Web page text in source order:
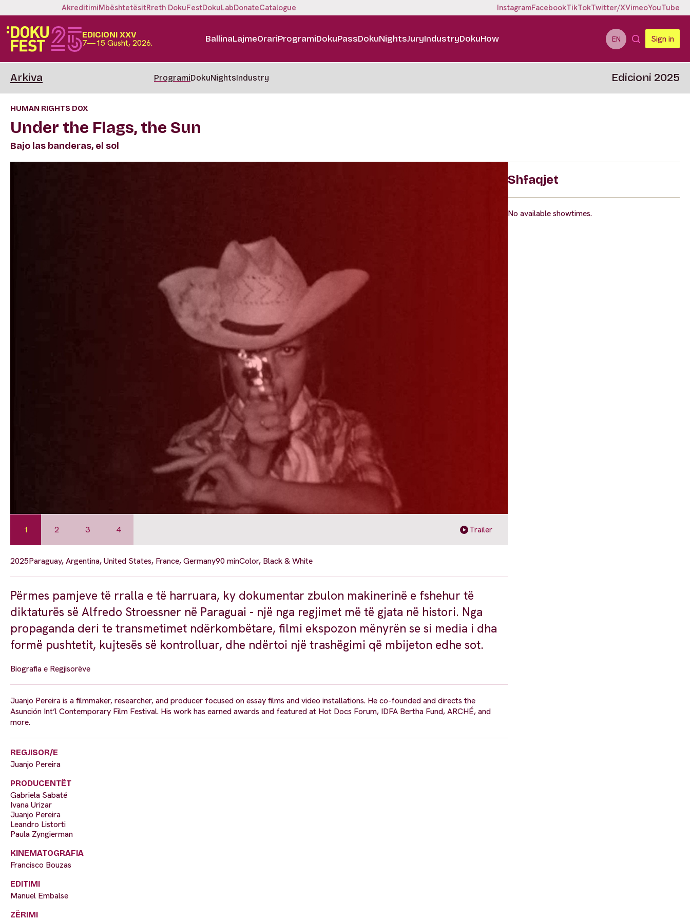
AkreditimiMbështetësitRreth DokuFestDokuLabDonateCatalogue InstagramFacebookTikTokTwitter/XVimeoYouTube
EDICIONI XXV
7—15 Gusht, 2026. BallinaLajmeOrariProgramiDokuPassDokuNightsJuryIndustryDokuHow EN Sign in
Arkiva ProgramiDokuNightsIndustry Edicioni 2025
HUMAN RIGHTS DOX
Under the Flags, the Sun
Bajo las banderas, el sol
1 2 3 4 Trailer
2025Paraguay, Argentina, United States, France, Germany90 minColor, Black & White
Përmes pamjeve të rralla e të harruara, ky dokumentar zbulon makinerinë e fshehur të
diktaturës së Alfredo Stroessner në Paraguai - një nga regjimet më të gjata në histori. Nga
propaganda deri te transmetimet ndërkombëtare, filmi ekspozon mënyrën se si media i dha
formë pushtetit, kujtesës së kontrolluar, dhe ndërtoi një trashëgimi që mbijeton edhe sot.
Biografia e Regjisorëve
Juanjo Pereira is a filmmaker, researcher, and producer focused on essay films and video installations. He co-founded and directs the
Asunción Int’l Contemporary Film Festival. His work has earned awards and featured at Hot Docs Forum, IDFA Bertha Fund, ARCHÉ, and
more.
REGJISOR/E
Juanjo Pereira
PRODUCENTËT
Gabriela Sabaté
Ivana Urizar
Juanjo Pereira
Leandro Listorti
Paula Zyngierman
KINEMATOGRAFIA
Francisco Bouzas
EDITIMI
Manuel Embalse
ZËRIMI
Shfaqjet
No available showtimes.